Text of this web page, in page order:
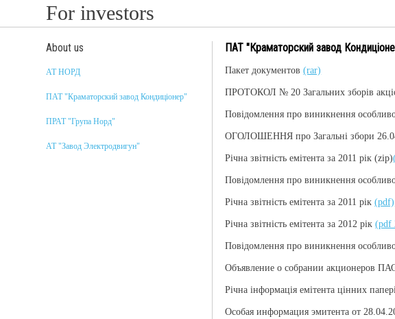
For investors
About us
АТ НОРД
ПАТ "Краматорский завод Кондицiонер"
ПРАТ "Група Норд"
АТ "Завод Электродвигун"
ПАТ "Краматорский завод
Пакет документов(rar)
ПРОТОКОЛ № 20 Загальних зборів
Повідомлення про виникнення
ОГОЛОШЕННЯ про Загальні збори
Річна звітність емітента за 2011 рік (zip)
Повідомлення про виникнення
Річна звітність емітента за 2011 рік(pdf)
Річна звітність емітента за 2012 рік(pdf
Повідомлення про виникнення
Объявление о собрании акционеров
Річна інформація емітента цінних
Особая информация эмитента от